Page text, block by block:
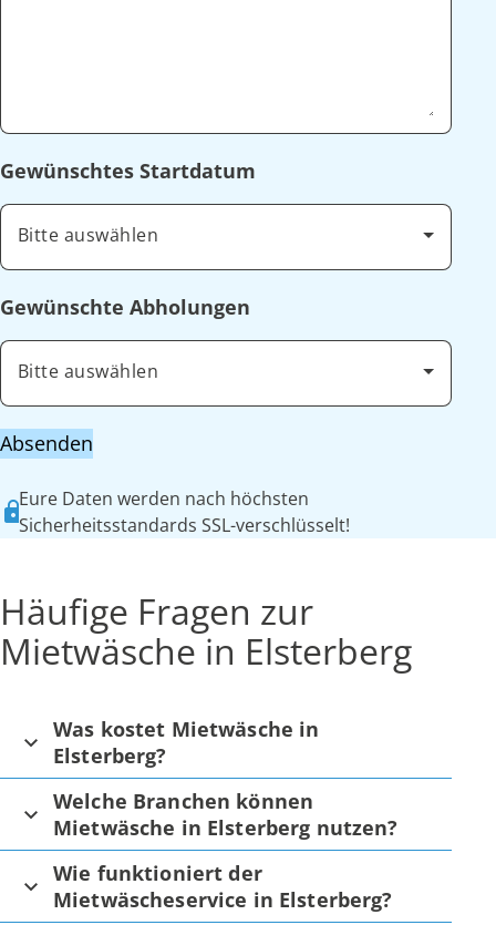
Gewünschtes Startdatum
Bitte auswählen
Gewünschte Abholungen
Bitte auswählen
Absenden
Eure Daten werden nach höchsten
Sicherheitsstandards SSL-verschlüsselt!
Häufige Fragen zur
Mietwäsche in Elsterberg
Was kostet Mietwäsche in
Elsterberg?
Welche Branchen können
Mietwäsche in Elsterberg nutzen?
Wie funktioniert der
Mietwäscheservice in Elsterberg?